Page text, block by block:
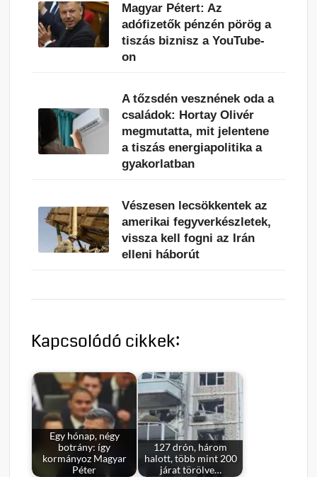
Magyar Pétert: Az
adófizetők pénzén pörög a
tiszás biznisz a YouTube-
on
A tőzsdén vesznének oda a
családok: Hortay Olivér
megmutatta, mit jelentene
a tiszás energiapolitika a
gyakorlatban
Vészesen lecsökkentek az
amerikai fegyverkészletek,
vissza kell fogni az Irán
elleni háborút
Kapcsolódó cikkek:
Egy hónap, négy
botrány: így
kormányoz Magyar
Péter
127 drón, három
halott, több mint 200
járat törölve…